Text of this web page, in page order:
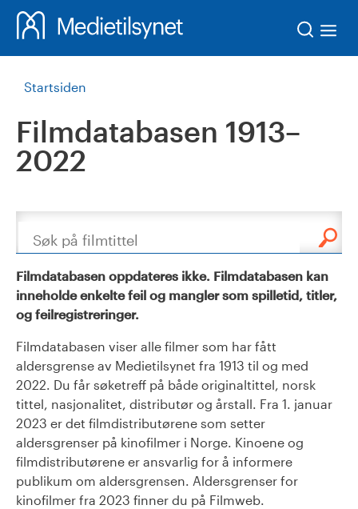
Startsiden
Filmdatabasen 1913–
2022
Søk
Filmdatabasen oppdateres ikke. Filmdatabasen kan
inneholde enkelte feil og mangler som spilletid, titler,
og feilregistreringer.
Filmdatabasen viser alle filmer som har fått
aldersgrense av Medietilsynet fra 1913 til og med
2022. Du får søketreff på både originaltittel, norsk
tittel, nasjonalitet, distributør og årstall. Fra 1. januar
2023 er det filmdistributørene som setter
aldersgrenser på kinofilmer i Norge. Kinoene og
filmdistributørene er ansvarlig for å informere
publikum om aldersgrensen. Aldersgrenser for
kinofilmer fra 2023 finner du på Filmweb.